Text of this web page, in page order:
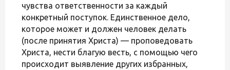
чувства ответственности за каждый
конкретный поступок. Единственное дело,
которое может и должен человек делать
(после принятия Христа) — проповедовать
Христа, нести благую весть, с помощью чего
происходит выявление других избранных,